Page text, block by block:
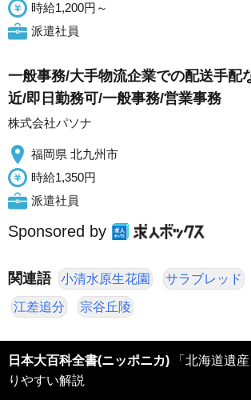
時給1,200円～
派遣社員
一般事務/大手物流企業での配送手配
近/即日勤務可/一般事務/営業事務
株式会社パソナ
福岡県 北九州市
時給1,350円
派遣社員
Sponsored by
関連語 小清水原生花園 サラブレッド
江差追分 宗谷丘陵
日本大百科全書(ニッポニカ) 「北海道遺
りやすい解説